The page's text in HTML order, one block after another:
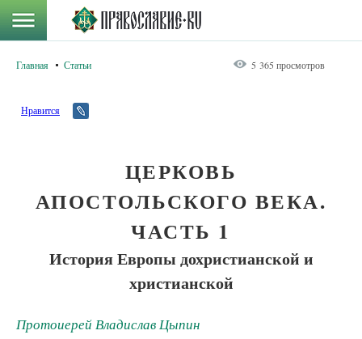
Главная Статьи 5 365 просмотров
Нравится
ЦЕРКОВЬ
АПОСТОЛЬСКОГО ВЕКА.
ЧАСТЬ 1
История Европы дохристианской и
христианской
Протоиерей Владислав Цыпин